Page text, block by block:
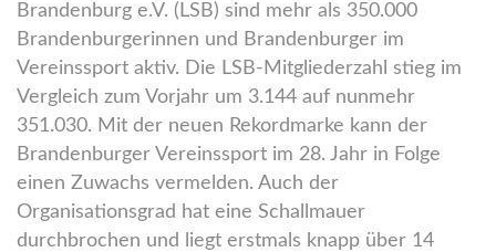
Brandenburg e.V. (LSB) sind mehr als 350.000
Brandenburgerinnen und Brandenburger im
Vereinssport aktiv. Die LSB-Mitgliederzahl stieg im
Vergleich zum Vorjahr um 3.144 auf nunmehr
351.030. Mit der neuen Rekordmarke kann der
Brandenburger Vereinssport im 28. Jahr in Folge
einen Zuwachs vermelden. Auch der
Organisationsgrad hat eine Schallmauer
durchbrochen und liegt erstmals knapp über 14